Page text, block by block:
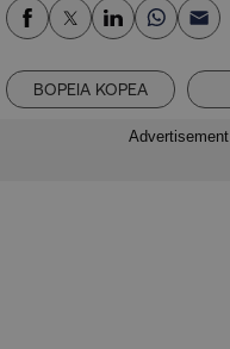
ΒΟΡΕΙΑ ΚΟΡΕΑ
Advertisement